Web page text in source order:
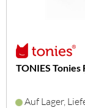
TONIES
Auf Lager,